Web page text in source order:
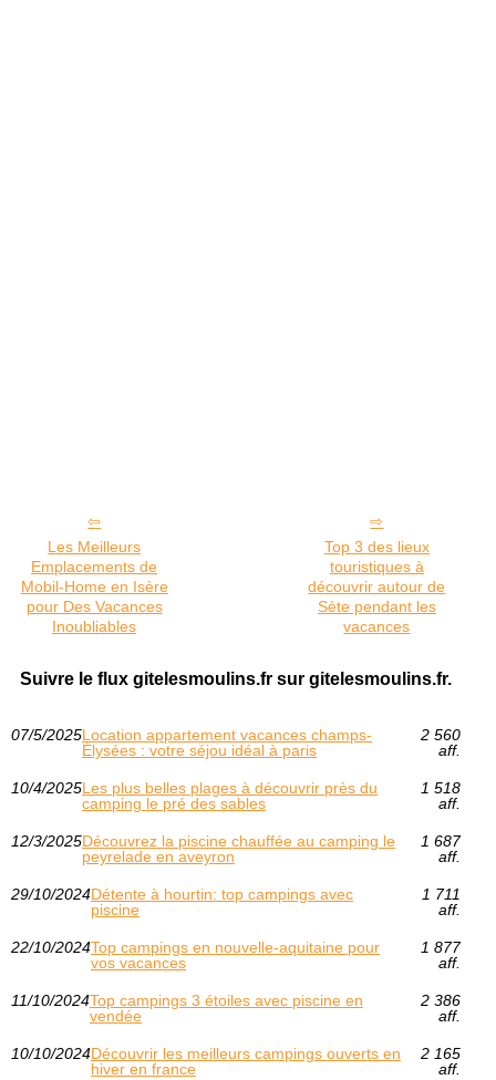
Les Meilleurs
Emplacements de
Mobil-Home en Isère
pour Des Vacances
Inoubliables
Top 3 des lieux
touristiques à
découvrir autour de
Sète pendant les
vacances
Suivre le flux gitelesmoulins.fr sur gitelesmoulins.fr.
07/5/2025Location appartement vacances champs-
Élysées : votre séjou idéal à paris
2 560
aff.
10/4/2025Les plus belles plages à découvrir près du
camping le pré des sables
1 518
aff.
12/3/2025Découvrez la piscine chauffée au camping le
peyrelade en aveyron
1 687
aff.
29/10/2024Détente à hourtin: top campings avec
piscine
1 711
aff.
22/10/2024Top campings en nouvelle-aquitaine pour
vos vacances
1 877
aff.
11/10/2024Top campings 3 étoiles avec piscine en
vendée
2 386
aff.
10/10/2024Découvrir les meilleurs campings ouverts en
hiver en france
2 165
aff.